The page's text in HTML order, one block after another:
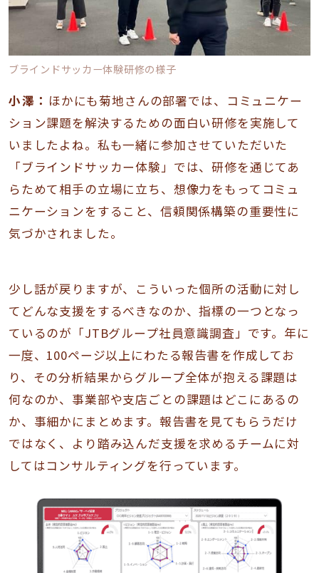
ブラインドサッカー体験研修の様子
小澤： ほかにも菊地さんの部署では、コミュニケー
ション課題を解決するための面白い研修を実施して
いましたよね。私も一緒に参加させていただいた
「ブラインドサッカー体験」では、研修を通じてあ
らためて相手の立場に立ち、想像力をもってコミュ
ニケーションをすること、信頼関係構築の重要性に
気づかされました。
少し話が戻りますが、こういった個所の活動に対し
てどんな支援をするべきなのか、指標の一つとなっ
ているのが「JTBグループ社員意識調査」です。年に
一度、100ページ以上にわたる報告書を作成してお
り、その分析結果からグループ全体が抱える課題は
何なのか、事業部や支店ごとの課題はどこにあるの
か、事細かにまとめます。報告書を見てもらうだけ
ではなく、より踏み込んだ支援を求めるチームに対
してはコンサルティングを行っています。